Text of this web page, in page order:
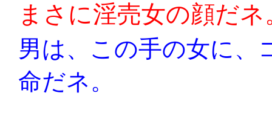
まさに淫売女の顔だネ
男は、この手の女に、
命だネ。